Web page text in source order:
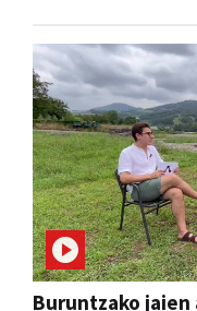
Buruntzako jaien